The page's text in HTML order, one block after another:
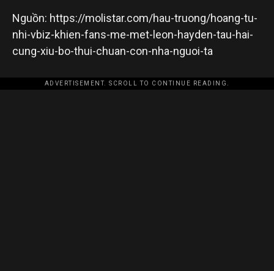
Nguồn: https://molistar.com/hau-truong/hoang-tu-
nhi-vbiz-khien-fans-me-met-leon-hayden-tau-hai-
cung-xiu-bo-thui-chuan-con-nha-nguoi-ta
ADVERTISEMENT. SCROLL TO CONTINUE READING.